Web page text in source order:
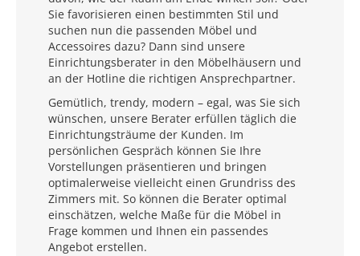
Sie favorisieren einen bestimmten Stil und
suchen nun die passenden Möbel und
Accessoires dazu? Dann sind unsere
Einrichtungsberater in den Möbelhäusern und
an der Hotline die richtigen Ansprechpartner.
Gemütlich, trendy, modern – egal, was Sie sich
wünschen, unsere Berater erfüllen täglich die
Einrichtungsträume der Kunden. Im
persönlichen Gespräch können Sie Ihre
Vorstellungen präsentieren und bringen
optimalerweise vielleicht einen Grundriss des
Zimmers mit. So können die Berater optimal
einschätzen, welche Maße für die Möbel in
Frage kommen und Ihnen ein passendes
Angebot erstellen.